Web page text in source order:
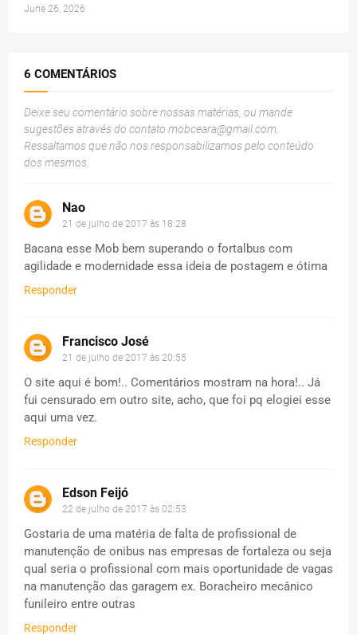
June 26, 2026
6 COMENTÁRIOS
Deixe seu comentário sobre nossas matérias, ou mande
sugestões através do contato mobceara@gmail.com
Ressaltamos que não nos responsabilizamos pelo conteúdo
dos mesmos.
Nao
21 de julho de 2017 às 18:28
Bacana esse Mob bem superando o fortalbus com
agilidade e modernidade essa ideia de postagem e ótima
Responder
Francisco José
21 de julho de 2017 às 20:55
O site aqui é bom!.. Comentários mostram na hora!.. Já
fui censurado em outro site, acho, que foi pq elogiei esse
aqui uma vez.
Responder
Edson Feijó
22 de julho de 2017 às 02:53
Gostaria de uma matéria de falta de profissional de
manutenção de onibus nas empresas de fortaleza ou seja
qual seria o profissional com mais oportunidade de vagas
na manutenção das garagem ex. Boracheiro mecânico
funileiro entre outras
Responder